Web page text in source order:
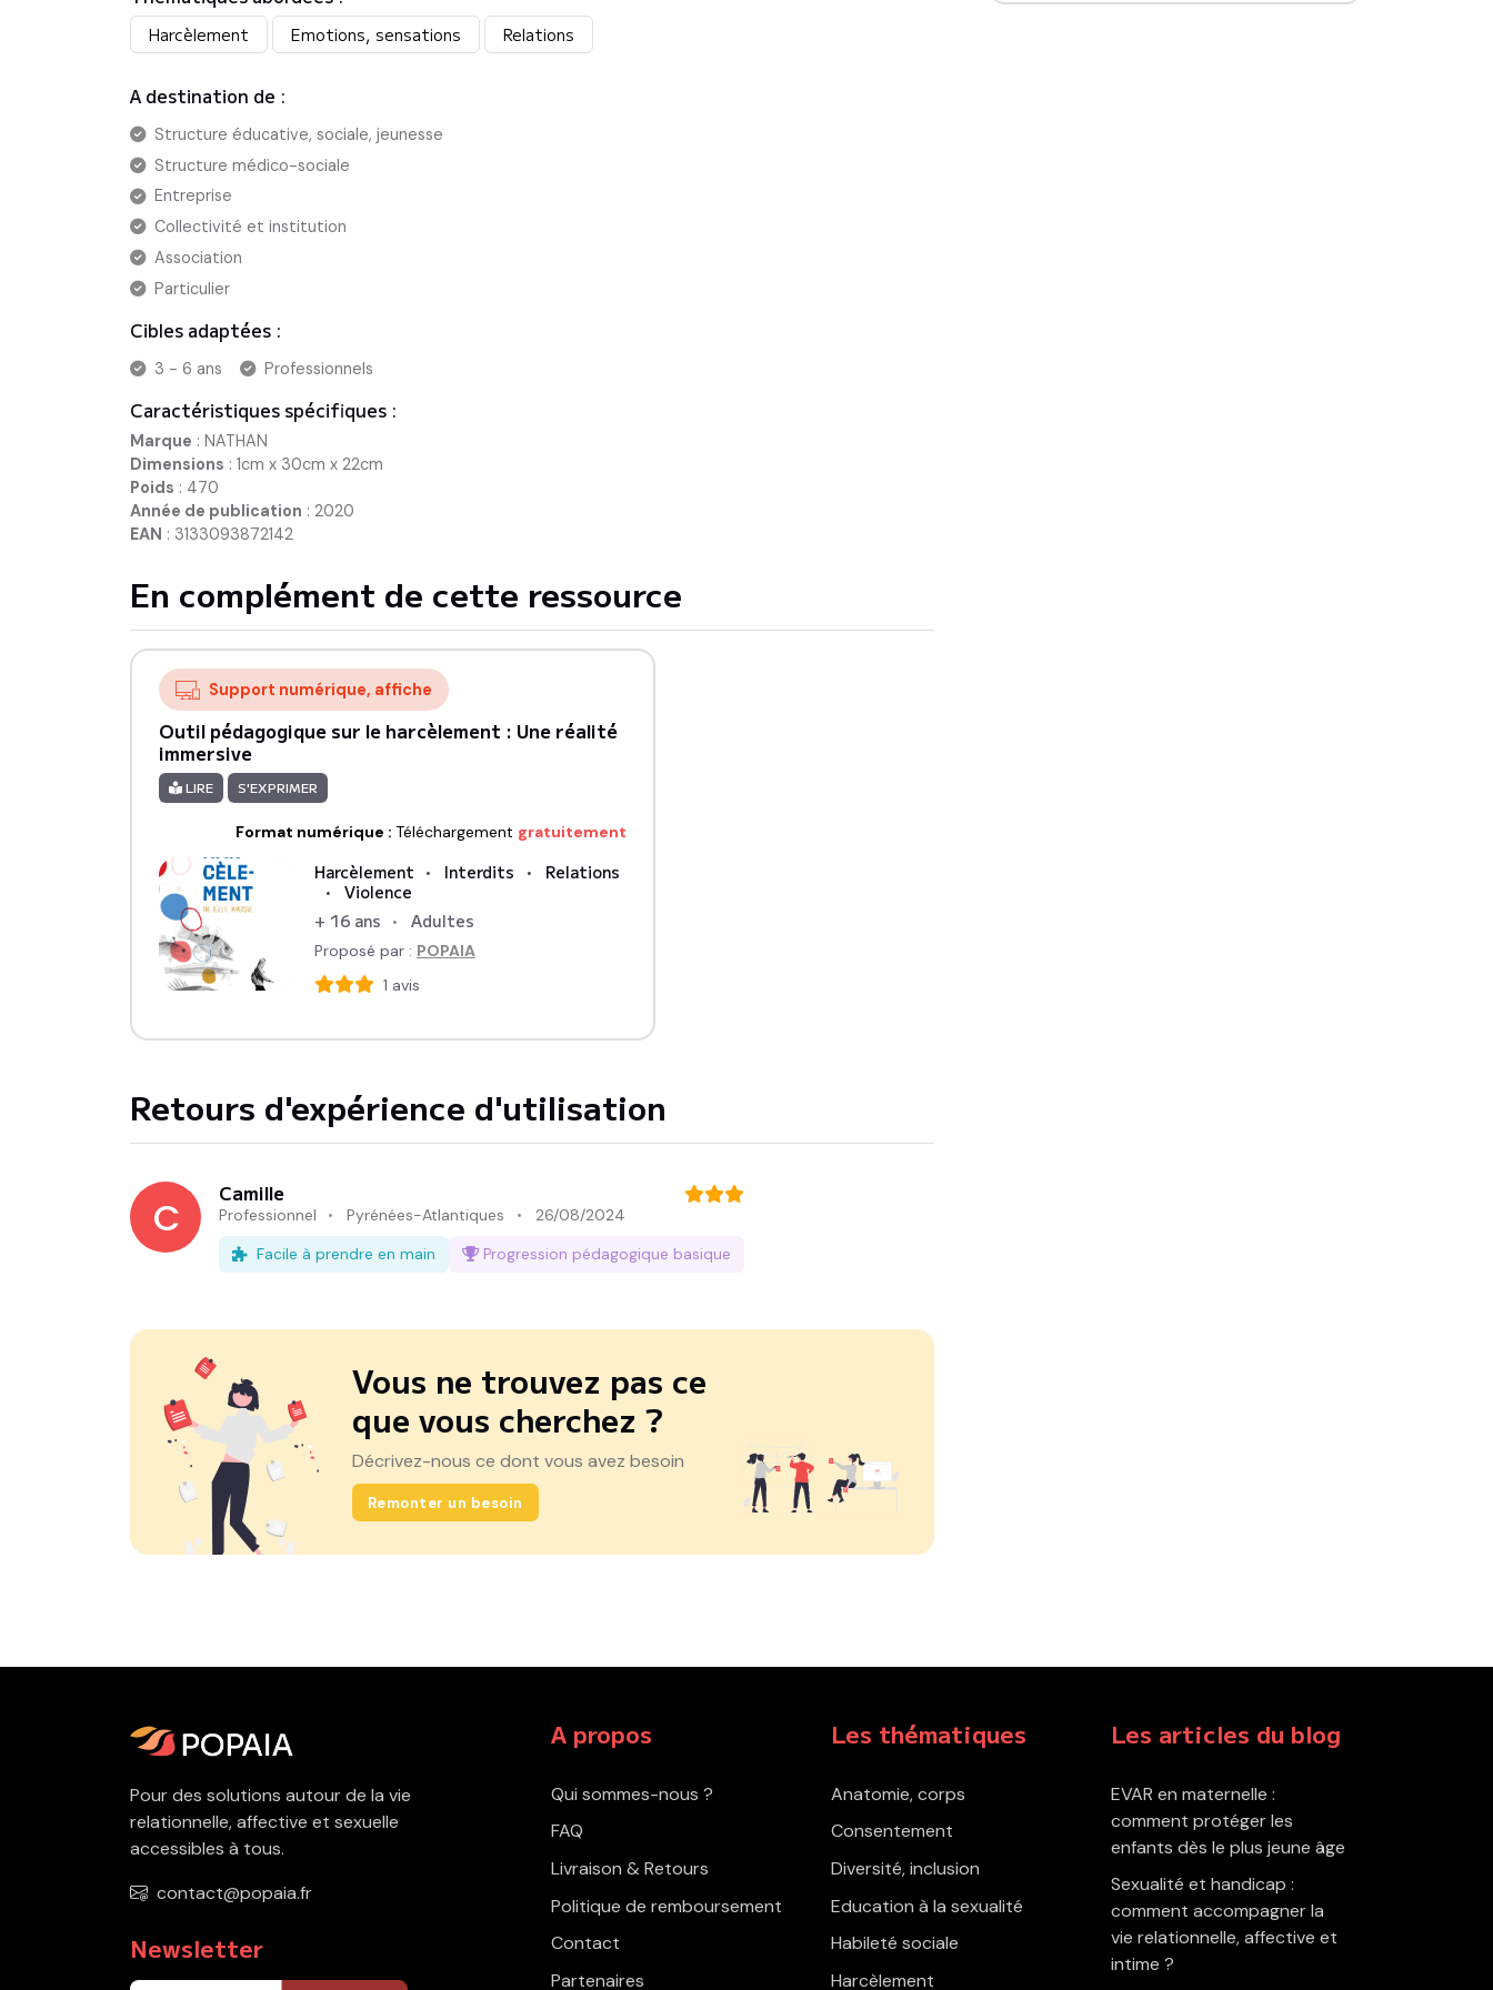
Harcèlement Emotions, sensations Relations
A destination de :
Structure éducative, sociale, jeunesse
Structure médico-sociale
Entreprise
Collectivité et institution
Association
Particulier
Cibles adaptées :
3 - 6 ans Professionnels
Caractéristiques spécifiques :
Marque : NATHAN
Dimensions : 1cm x 30cm x 22cm
Poids : 470
Année de publication : 2020
EAN : 3133093872142
En complément de cette ressource
Support numérique, affiche
Outil pédagogique sur le harcèlement : Une réalité
immersive
LIRE S'EXPRIMER
Format numérique : Téléchargement gratuitement
Harcèlement Interdits
Relations
Violence
+ 16 ans
Adultes
Proposé par : POPAIA
1 avis
Retours d'expérience d'utilisation
C Camille
Professionnel Pyrénées-Atlantiques 26/08/2024
Facile à prendre en main Progression pédagogique basique
Vous ne trouvez pas ce
que vous cherchez ?
Décrivez-nous ce dont vous avez besoin
Remonter un besoin
Pour des solutions autour de la vie
relationnelle, affective et sexuelle
accessibles à tous.
contact@popaia.fr
Newsletter
A propos
Qui sommes-nous ?
FAQ
Livraison & Retours
Politique de remboursement
Contact
Partenaires
Les thématiques
Anatomie, corps
Consentement
Diversité, inclusion
Education à la sexualité
Habileté sociale
Harcèlement
Les articles du blog
EVAR en maternelle :
comment protéger les
enfants dès le plus jeune âge
Sexualité et handicap :
comment accompagner la
vie relationnelle, affective et
intime ?